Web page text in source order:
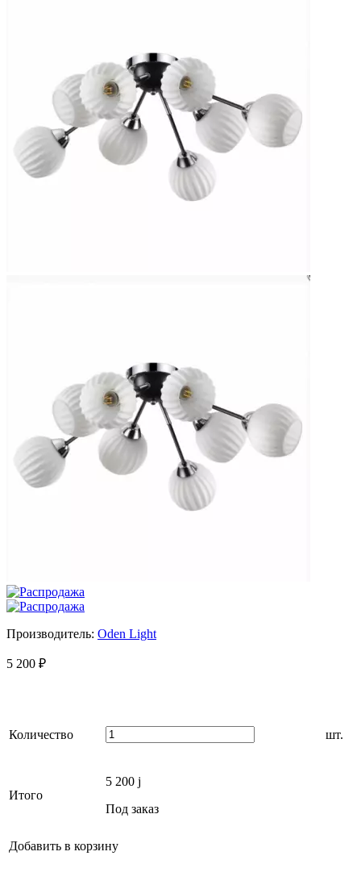
Производитель: Oden Light
5 200 ₽
Количество шт.
Итого
5 200 j
Под заказ
Добавить в корзину